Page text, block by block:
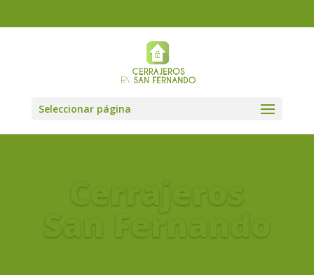
Seleccionar página
Cerrajeros
San Fernando